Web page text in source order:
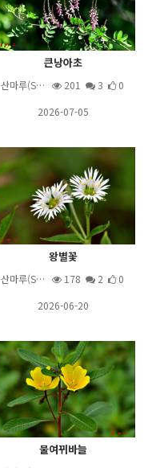
큰낭아초
산마루(S… 201 3
0
2026-07-05
왕별꽃
산마루(S… 178 2
0
2026-06-20
물여뀌바늘